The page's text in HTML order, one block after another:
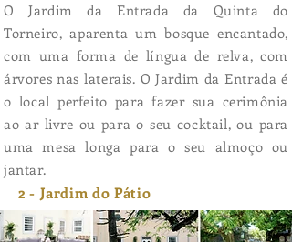
O Jardim da Entrada da Quinta do
Torneiro, aparenta um bosque encantado,
com uma forma de língua de relva, com
árvores nas laterais. O Jardim da Entrada é
o local perfeito para fazer sua cerimônia
ao ar livre ou para o seu cocktail, ou para
uma mesa longa para o seu almoço ou
jantar.
2 - Jardim do Pátio